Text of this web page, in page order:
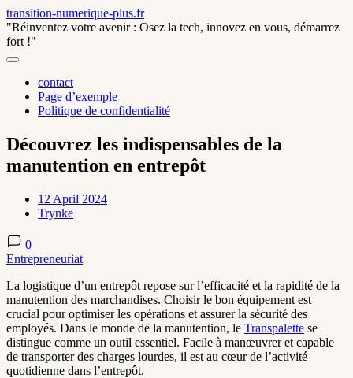
Skip
to
content
transition-numerique-plus.fr
"Réinventez votre avenir : Osez la tech, innovez en vous, démarrez
fort !"
contact
Page d’exemple
Politique de confidentialité
Découvrez les indispensables de la
manutention en entrepôt
12 April 2024
Trynke
0
Entrepreneuriat
La logistique d’un entrepôt repose sur l’efficacité et la rapidité de la
manutention des marchandises. Choisir le bon équipement est
crucial pour optimiser les opérations et assurer la sécurité des
employés. Dans le monde de la manutention, le Transpalette se
distingue comme un outil essentiel. Facile à manœuvrer et capable
de transporter des charges lourdes, il est au cœur de l’activité
quotidienne dans l’entrepôt.